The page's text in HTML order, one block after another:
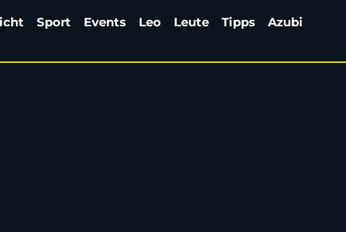
Sport Events Leo Leute Tipps Azubi